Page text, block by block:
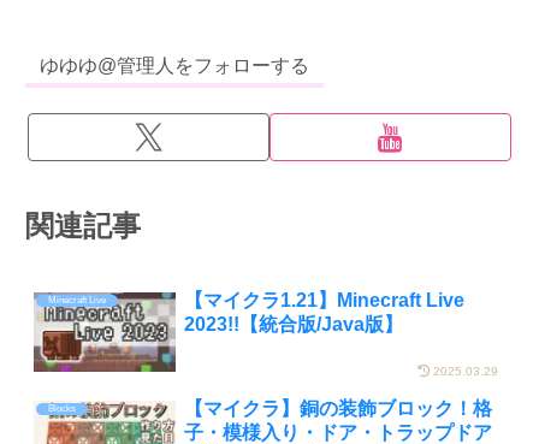
ゆゆゆ@管理人をフォローする
関連記事
Minecraft Live
【マイクラ1.21】Minecraft Live
2023!!【統合版/Java版】
2025.03.29
Blocks
【マイクラ】銅の装飾ブロック！格
子・模様入り・ドア・トラップドア